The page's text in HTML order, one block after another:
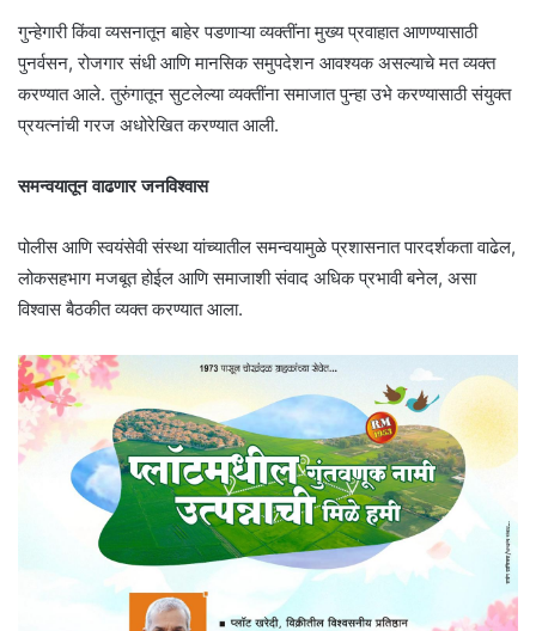
गुन्हेगारी किंवा व्यसनातून बाहेर पडणाऱ्या व्यक्तींना मुख्य प्रवाहात आणण्यासाठी
पुनर्वसन, रोजगार संधी आणि मानसिक समुपदेशन आवश्यक असल्याचे मत व्यक्त
करण्यात आले. तुरुंगातून सुटलेल्या व्यक्तींना समाजात पुन्हा उभे करण्यासाठी संयुक्त
प्रयत्नांची गरज अधोरेखित करण्यात आली.
समन्वयातून वाढणार जनविश्वास
पोलीस आणि स्वयंसेवी संस्था यांच्यातील समन्वयामुळे प्रशासनात पारदर्शकता वाढेल,
लोकसहभाग मजबूत होईल आणि समाजाशी संवाद अधिक प्रभावी बनेल, असा
विश्वास बैठकीत व्यक्त करण्यात आला.